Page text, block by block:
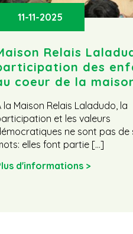
11-11-2025
Relais
des
coeur de la
la Maison Relais Laladudo, la
et les valeurs
ne sont pas de
elles font partie […]
d'informations >